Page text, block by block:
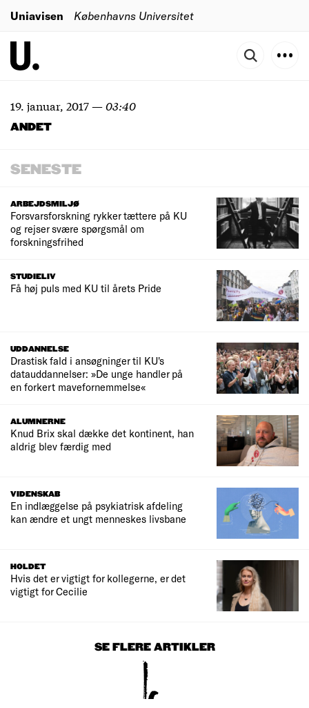
Uniavisen Københavns Universitet
19. januar, 2017—03:40
ANDET
SENESTE
ARBEJDSMILJØ
Forsvarsforskning rykker tættere på KU
og rejser svære spørgsmål om
forskningsfrihed
STUDIELIV
Få høj puls med KU til årets Pride
UDDANNELSE
Drastisk fald i ansøgninger til KU's
datauddannelser: »De unge handler på
en forkert mavefornemmelse«
ALUMNERNE
Knud Brix skal dække det kontinent, han
aldrig blev færdig med
VIDENSKAB
En indlæggelse på psykiatrisk afdeling
kan ændre et ungt menneskes livsbane
HOLDET
Hvis det er vigtigt for kollegerne, er det
vigtigt for Cecilie
SE FLERE ARTIKLER